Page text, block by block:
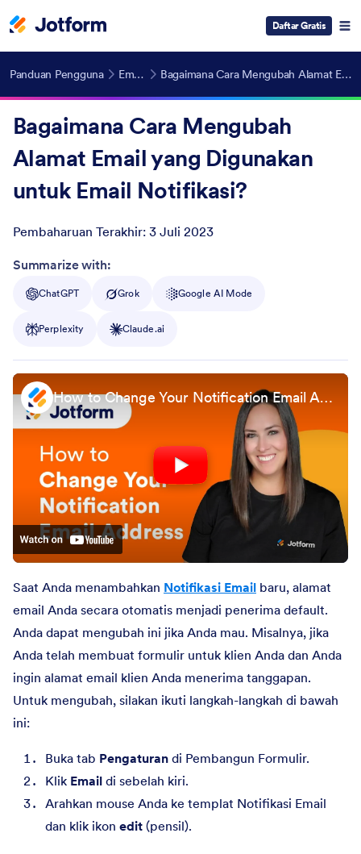
Daftar Gratis
Panduan Pengguna Email Formulir Bagaimana Cara Mengubah Alamat Email yang Digunakan untuk Email Notifikasi?
Bagaimana Cara Mengubah
Alamat Email yang Digunakan
untuk Email Notifikasi?
Pembaharuan Terakhir: 3 Juli 2023
Post ID
Summarize with:
ChatGPT Grok Google AI Mode
Perplexity Claude.ai
How to Change Your Notification Email Address
Saat Anda menambahkan Notifikasi Email baru, alamat
email Anda secara otomatis menjadi penerima default.
Anda dapat mengubah ini jika Anda mau. Misalnya, jika
Anda telah membuat formulir untuk klien Anda dan Anda
ingin alamat email klien Anda menerima tanggapan.
Untuk mengubah, silakan ikuti langkah-langkah di bawah
ini:
Buka tab Pengaturan di Pembangun Formulir.
Klik Email di sebelah kiri.
Arahkan mouse Anda ke templat Notifikasi Email
dan klik ikon edit (pensil).